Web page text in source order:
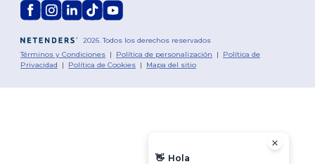
2026. Todos los derechos reservados
Términos y Condiciones | Política de personalización | Política de
Privacidad | Política de Cookies | Mapa del sitio
👋 Hola